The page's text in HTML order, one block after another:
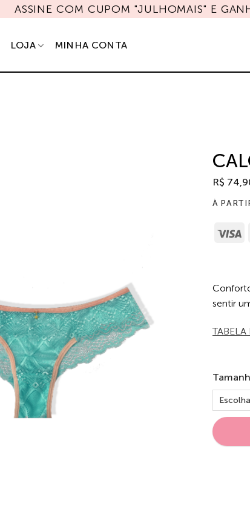
ASSINE COM CUPOM "JULHOMAIS" E
LOJA MINHA CONTA
R$
À
sentir